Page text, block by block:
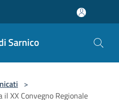
Sarnico
>
XX Convegno Regionale